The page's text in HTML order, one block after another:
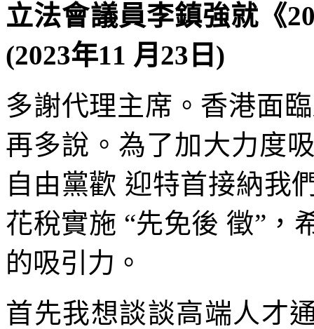
立法會議員李鎮強就《
(2023年11 月23日)
多謝代理主席。香港面
再多說。為了加大力度
自由黨歡 迎特首接納我
花稅實施 “先免後 徵”，
的吸引力。
首先我想談談高端人才